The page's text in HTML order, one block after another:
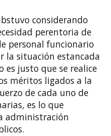
considerando
perentoria de
personal funcionario
la situación estancada
justo que se realice
méritos ligados a la
de cada uno de
es lo que
administración